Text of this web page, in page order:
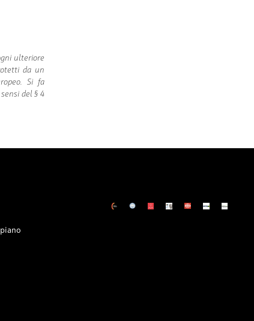
ulteriore
da un
Si fa
del § 4